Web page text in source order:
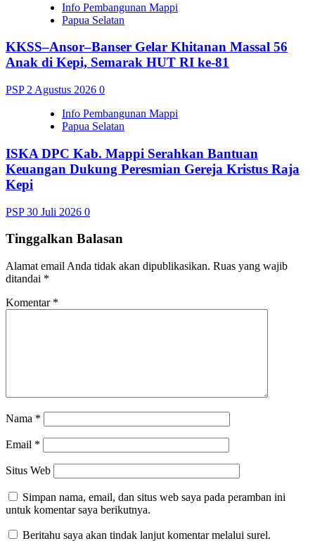
Info Pembangunan Mappi
Papua Selatan
KKSS–Ansor–Banser Gelar Khitanan Massal 56
Anak di Kepi, Semarak HUT RI ke-81
PSP 2 Agustus 2026 0
Info Pembangunan Mappi
Papua Selatan
ISKA DPC Kab. Mappi Serahkan Bantuan
Keuangan Dukung Peresmian Gereja Kristus Raja
Kepi
PSP30 Juli 2026 0
Tinggalkan Balasan
Alamat email Anda tidak akan dipublikasikan. Ruas yang wajib
ditandai *
Komentar *
Nama *
Email *
Situs Web
Simpan nama, email, dan situs web saya pada peramban ini
untuk komentar saya berikutnya.
Beritahu saya akan tindak lanjut komentar melalui surel.